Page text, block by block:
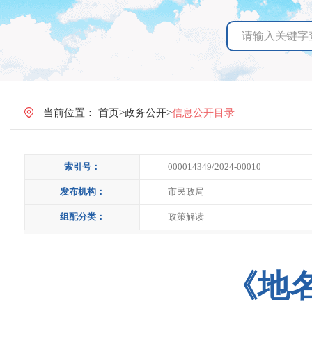
当前位置： 首页>政务公开>信息公开目录
索引号： 000014349/2024-00010
发布机构： 市民政局
组配分类： 政策解读
《